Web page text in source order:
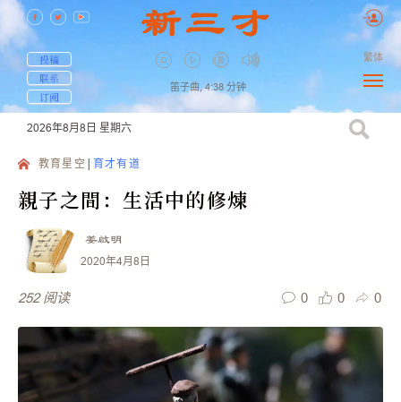
投稿
联系
订阅
笛子曲, 4:38 分钟
繁体
2026年8月8日 星期六
教育星空 育才有道
親子之間：生活中的修煉
姜啟明
2020年4月8日
252 阅读 0 0 0